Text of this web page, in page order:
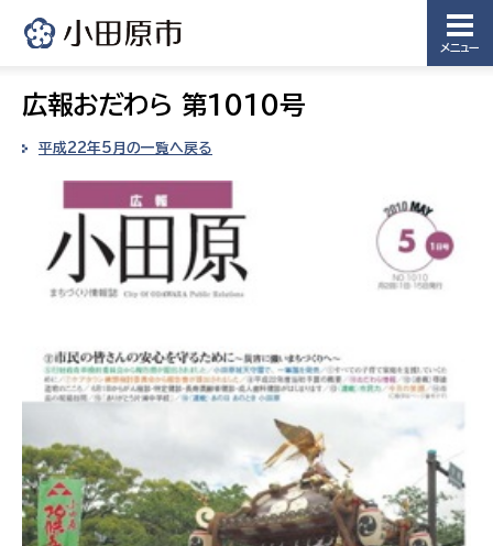
メニュー
広報おだわら 第1010号
平成22年5月の一覧へ戻る